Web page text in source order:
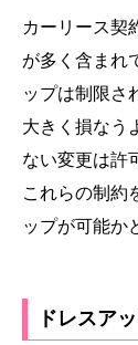
カーリース契
が多く含まれ
ップは制限さ
大きく損なう
ない変更は許
これらの制約
ップが可能か
ドレスア